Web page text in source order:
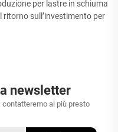
per lastre in schiuma
sull’investimento per
newsletter
contatteremo al più presto